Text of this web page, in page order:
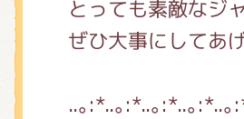
とっても素敵なジ
ぜひ大事にしてあ
..｡:*..｡:*..｡:*..｡:*..